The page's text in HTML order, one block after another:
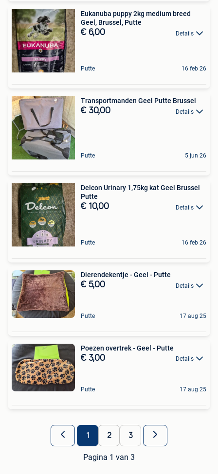
Eukanuba puppy 2kg medium breed
Geel, Brussel, Putte
€ 6,00 Details
Putte 16 feb 26
Transportmanden Geel Putte Brussel
€ 30,00 Details
Putte 5 jun 26
Delcon Urinary 1,75kg kat Geel Brussel
Putte
€ 10,00 Details
Putte 16 feb 26
Dierendekentje - Geel - Putte
€ 5,00 Details
Putte 17 aug 25
Poezen overtrek - Geel - Putte
€ 3,00 Details
Putte 17 aug 25
1 2 3
Pagina 1 van 3